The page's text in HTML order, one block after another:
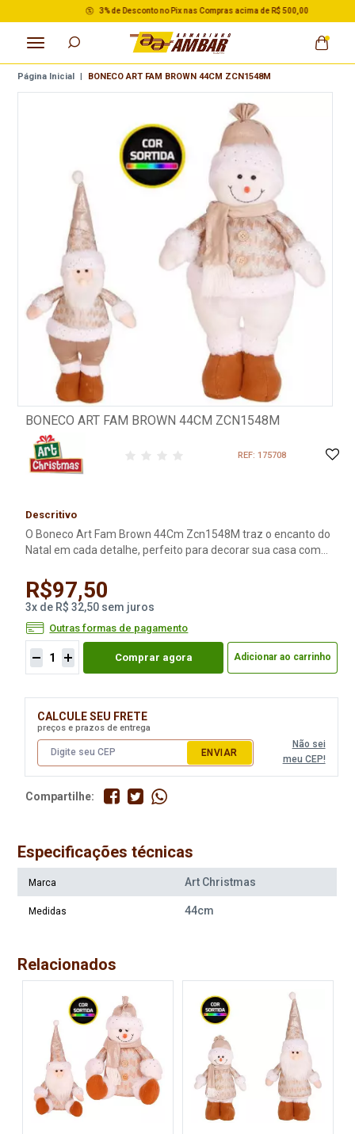
3% de Desconto no Pix nas Compras acima de R$ 500,00
Página Inicial | BONECO ART FAM BROWN 44CM ZCN1548M
BONECO ART FAM BROWN 44CM ZCN1548M
REF: 175708
Descritivo
O Boneco Art Fam Brown 44Cm Zcn1548M traz o encanto do
Natal em cada detalhe, perfeito para decorar sua casa com
R$97,50
3x de R$ 32,50 sem juros
Outras formas de pagamento
Comprar agora Adicionar ao carrinho
CALCULE SEU FRETE
preços e prazos de entrega
ENVIAR
Não sei
meu CEP!
Compartilhe:
Especificações técnicas
Marca Art Christmas
Medidas 44cm
Relacionados